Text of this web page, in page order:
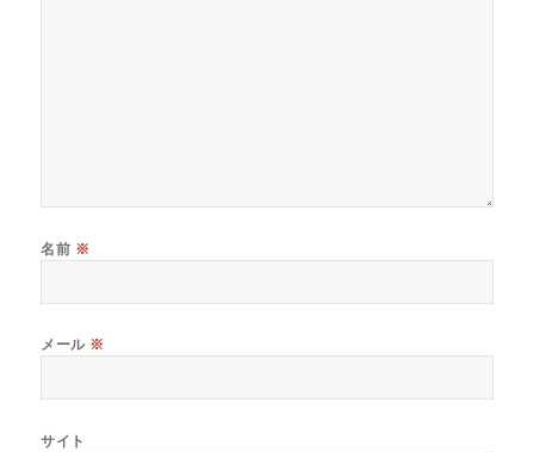
名前 ※
メール ※
サイト